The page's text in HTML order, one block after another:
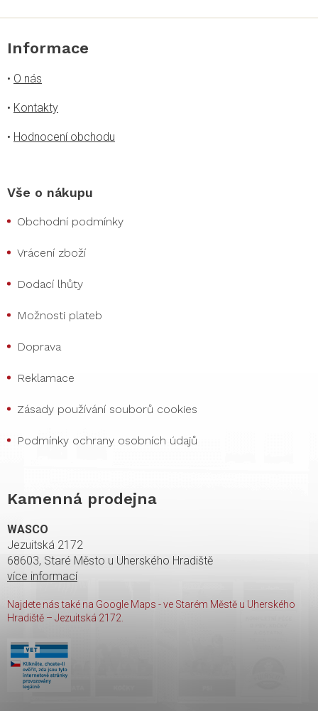
Informace
• O nás
• Kontakty
• Hodnocení obchodu
Vše o nákupu
Obchodní podmínky
Vrácení zboží
Dodací lhůty
Možnosti plateb
Doprava
Reklamace
Zásady používání souborů cookies
Podmínky ochrany osobních údajů
Kamenná prodejna
WASCO
Jezuitská 2172
68603, Staré Město u Uherského Hradiště
více informací
Najdete nás také na Google Maps - ve Starém Městě u Uherského
Hradiště – Jezuitská 2172.